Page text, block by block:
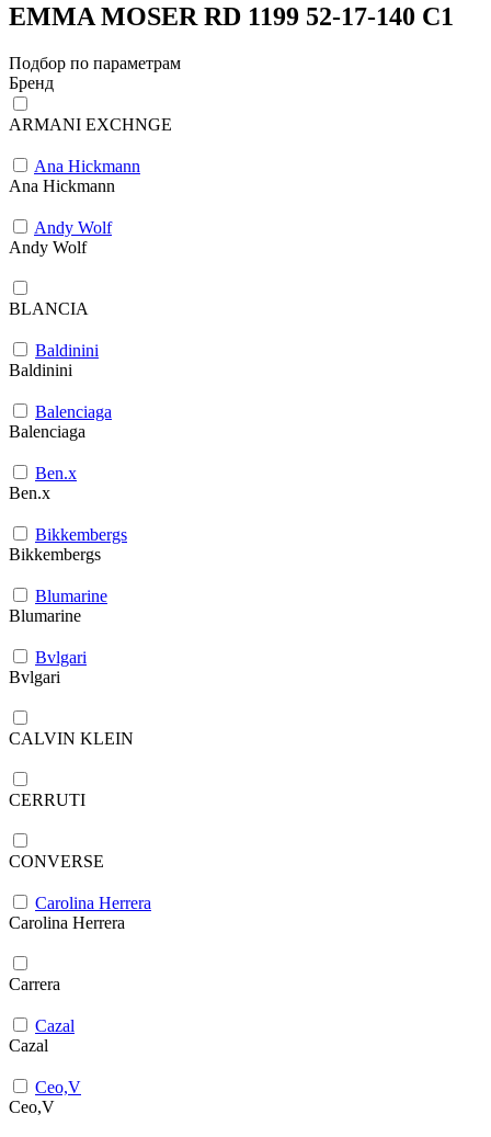
EMMA MOSER RD 1199 52-17-140 C1
Подбор по параметрам
Бренд
ARMANI EXCHNGE
Ana Hickmann
Ana Hickmann
Andy Wolf
Andy Wolf
BLANCIA
Baldinini
Baldinini
Balenciaga
Balenciaga
Ben.x
Ben.x
Bikkembergs
Bikkembergs
Blumarine
Blumarine
Bvlgari
Bvlgari
CALVIN KLEIN
CERRUTI
CONVERSE
Carolina Herrera
Carolina Herrera
Carrera
Cazal
Cazal
Ceo,V
Ceo,V